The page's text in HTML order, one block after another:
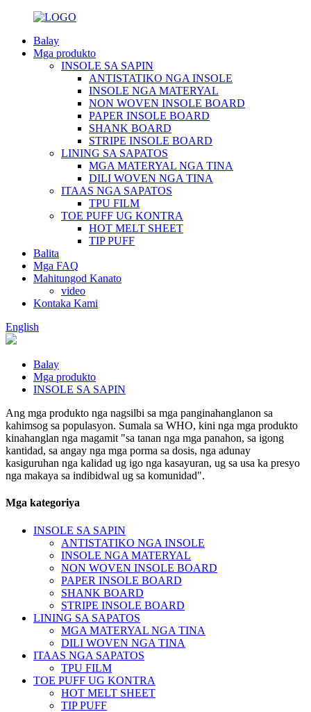
Balay
Mga produkto
INSOLE SA SAPIN
ANTISTATIKO NGA INSOLE
INSOLE NGA MATERYAL
NON WOVEN INSOLE BOARD
PAPER INSOLE BOARD
SHANK BOARD
STRIPE INSOLE BOARD
LINING SA SAPATOS
MGA MATERYAL NGA TINA
DILI WOVEN NGA TINA
ITAAS NGA SAPATOS
TPU FILM
TOE PUFF UG KONTRA
HOT MELT SHEET
TIP PUFF
Balita
Mga FAQ
Mahitungod Kanato
video
Kontaka Kami
English
Balay
Mga produkto
INSOLE SA SAPIN
Ang mga produkto nga nagsilbi sa mga panginahanglanon sa
kahimsog sa populasyon. Sumala sa WHO, kini nga mga produkto
kinahanglan nga magamit "sa tanan nga mga panahon, sa igong
kantidad, sa angay nga mga porma sa dosis, nga adunay
kasiguruhan nga kalidad ug igo nga kasayuran, ug sa usa ka presyo
nga makaya sa indibidwal ug sa komunidad".
Mga kategoriya
INSOLE SA SAPIN
ANTISTATIKO NGA INSOLE
INSOLE NGA MATERYAL
NON WOVEN INSOLE BOARD
PAPER INSOLE BOARD
SHANK BOARD
STRIPE INSOLE BOARD
LINING SA SAPATOS
MGA MATERYAL NGA TINA
DILI WOVEN NGA TINA
ITAAS NGA SAPATOS
TPU FILM
TOE PUFF UG KONTRA
HOT MELT SHEET
TIP PUFF